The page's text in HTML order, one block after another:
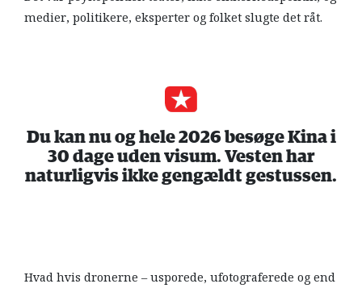
medier, politikere, eksperter og folket slugte det råt.
Du kan nu og hele 2026 besøge Kina i
30 dage uden visum. Vesten har
naturligvis ikke gengældt gestussen.
Hvad hvis dronerne – usporede, ufotograferede og end